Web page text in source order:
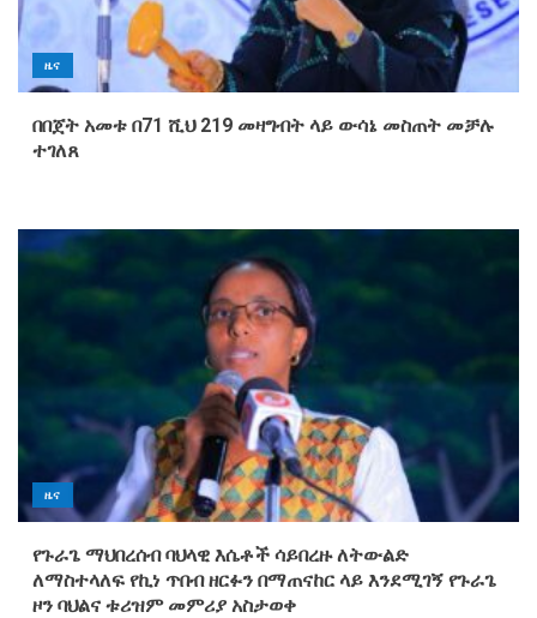
ዜና
በበጀት አመቱ በ71 ሺህ 219 መዛግብት ላይ ውሳኔ መስጠት መቻሉ
ተገለጸ
ዜና
የጉራጌ ማህበረሰብ ባህላዊ እሴቶች ሳይበረዙ ለትውልድ
ለማስተላለፍ የኪነ ጥበብ ዘርፉን በማጠናከር ላይ እንደሚገኝ የጉራጌ
ዞን ባህልና ቱሪዝም መምሪያ አስታወቀ